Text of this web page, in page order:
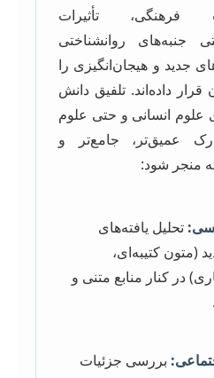
فرهنگی، تأثیرات
روانشناختی
جدید و هیجان‌انگیزی را
داده‌اند. تلفیق دانش
علوم انسانی و حتی علوم
عمیق‌تر، جامع‌تر و
منجر شود:
تحلیل یافته‌های
(متون کتیبه‌ای،
در کنار منابع متنی و
بررسی جزئیات